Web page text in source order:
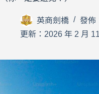
英商劍橋
發佈
更新：2026 年 2 月